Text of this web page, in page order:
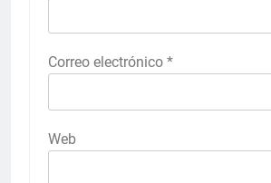
Correo electrónico *
Web